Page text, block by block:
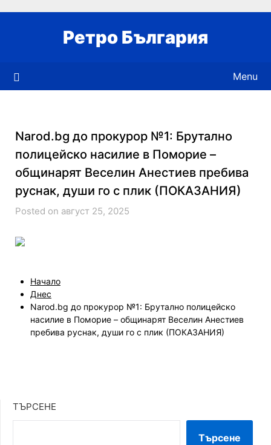
Ретро България
Menu
Narod.bg до прокурор №1: Брутално
полицейско насилие в Поморие –
общинарят Веселин Анестиев пребива
руснак, души го с плик (ПОКАЗАНИЯ)
Posted on август 25, 2025
Начало
Днес
Narod.bg до прокурор №1: Брутално полицейско
насилие в Поморие – общинарят Веселин Анестиев
пребива руснак, души го с плик (ПОКАЗАНИЯ)
ТЪРСЕНЕ
Търсене